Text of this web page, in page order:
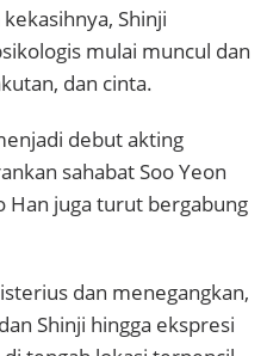
Shinji
mulai muncul dan
dan cinta.
debut akting
sahabat Soo Yeon
Han juga turut bergabung
dan menegangkan,
Shinji hingga ekspresi